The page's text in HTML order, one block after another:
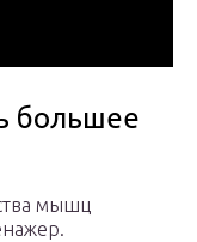
большее
мышц